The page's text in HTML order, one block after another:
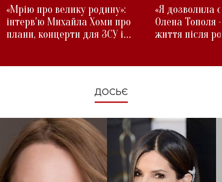
«Мрію про велику родину»:
інтерв'ю Михайла Хоми про
плани, концерти для ЗСУ і
«Я дозволила
Олена Тополя
життя після
ДОСЬЄ